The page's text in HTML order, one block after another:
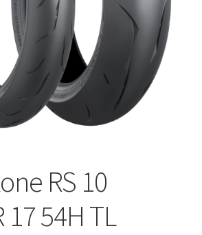
RS 10
17 54H TL